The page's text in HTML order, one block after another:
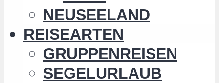
NEUSEELAND
REISEARTEN
GRUPPENREISEN
SEGELURLAUB